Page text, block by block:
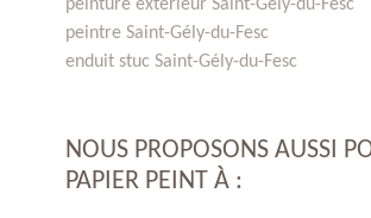
peinture extérieur Saint-Gély-du-Fesc
peintre Saint-Gély-du-Fesc
enduit stuc Saint-Gély-du-Fesc
NOUS PROPOSONS AUSSI
PAPIER PEINT À :